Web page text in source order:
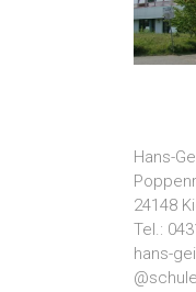
Hans-
24148
Tel.:
hans-